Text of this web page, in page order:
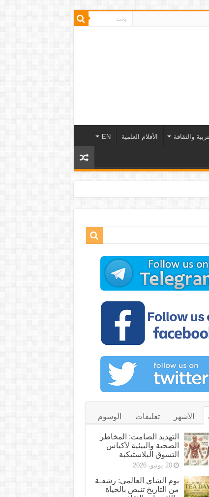
والثقافة الأفلام العلمية EN
الأشهر تعليقات الوسوم
التهديد الصامت: المخاطر
الصحية والبيئية لأكياس
التسوق البلاستيكية
20 يونيو، 2026
يوم الشاي العالمي: رشفـة
من التاريخ تنبض بالحياة